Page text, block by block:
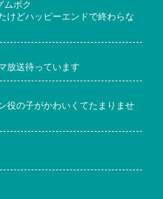
ムボク
けどハッピーエンドで終わらな
放送待っています
役の子がかわいくてたまりませ